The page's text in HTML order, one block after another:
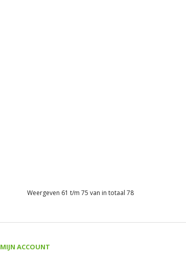
Weergeven 61 t/m 75 van in totaal 78
MIJN ACCOUNT